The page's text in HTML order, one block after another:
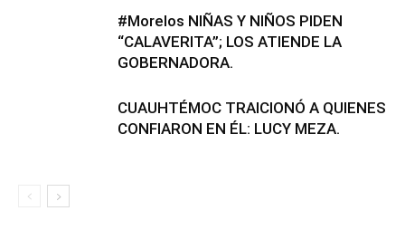
#Morelos NIÑAS Y NIÑOS PIDEN
“CALAVERITA”; LOS ATIENDE LA
GOBERNADORA.
CUAUHTÉMOC TRAICIONÓ A QUIENES
CONFIARON EN ÉL: LUCY MEZA.